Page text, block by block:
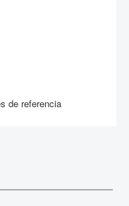
de referencia